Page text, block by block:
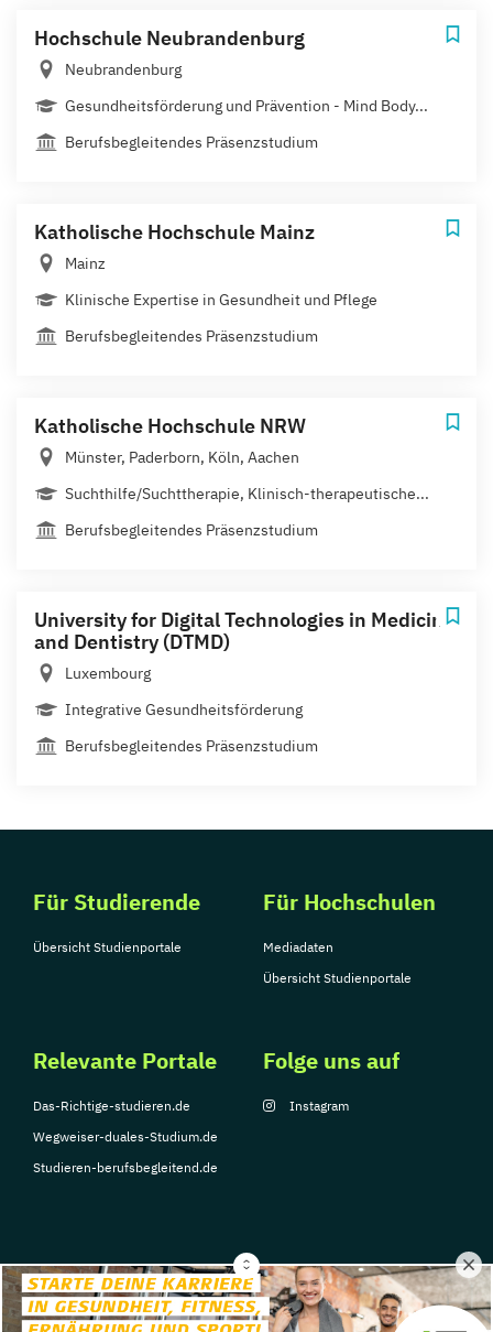
Hochschule Neubrandenburg
Neubrandenburg
Gesundheitsförderung und Prävention - Mind Body...
Berufsbegleitendes Präsenzstudium
Katholische Hochschule Mainz
Mainz
Klinische Expertise in Gesundheit und Pflege
Berufsbegleitendes Präsenzstudium
Katholische Hochschule NRW
Münster, Paderborn, Köln, Aachen
Suchthilfe/Suchttherapie, Klinisch-therapeutische...
Berufsbegleitendes Präsenzstudium
University for Digital Technologies in Medicine
and Dentistry (DTMD)
Luxembourg
Integrative Gesundheitsförderung
Berufsbegleitendes Präsenzstudium
Für Studierende
Übersicht Studienportale
Für Hochschulen
Mediadaten
Übersicht Studienportale
Relevante Portale
Das-Richtige-studieren.de
Wegweiser-duales-Studium.de
Studieren-berufsbegleitend.de
Folge uns auf
Instagram
© Copyright 2026, TarGroup Media GmbH